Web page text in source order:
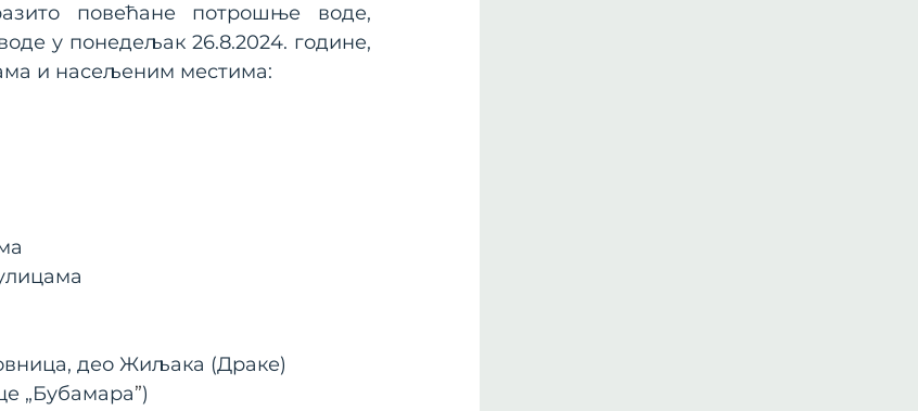
повећане потрошње воде,
у понедељак 26.8.2024. године,
и насељеним местима:
део Жиљака (Драке)
„Бубамара”)